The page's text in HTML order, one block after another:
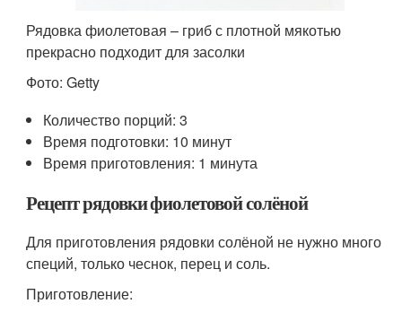
Рядовка фиолетовая – гриб с плотной мякотью
прекрасно подходит для засолки
Фото: Getty
Количество порций: 3
Время подготовки: 10 минут
Время приготовления: 1 минута
Рецепт рядовки фиолетовой солёной
Для приготовления рядовки солёной не нужно много
специй, только чеснок, перец и соль.
Приготовление: